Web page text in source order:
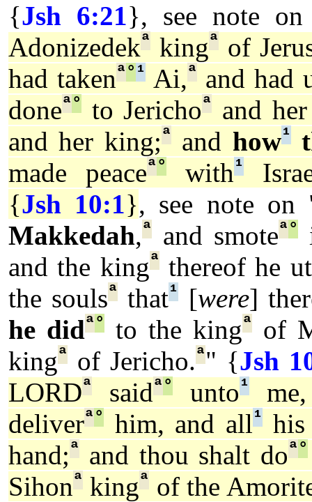
{Jsh 6:21}, see note
Adonizedekª kingª of
had takenª° ¹Ai,ª and had
doneª° to Jerichoª
and
and her king;ª and how¹
made peaceª° with¹
{Jsh 10:1}, see note on
Makkedah,ª and smoteª°
and the kingªthereof he
the soulsª that¹ [were]
he didª° to the kingª
of
kingª of Jericho.ª" {Jsh
LORDª saidª° unto¹
deliverª° him, and all¹his
hand;ª and thou shalt doª°
Sihonª kingª of the